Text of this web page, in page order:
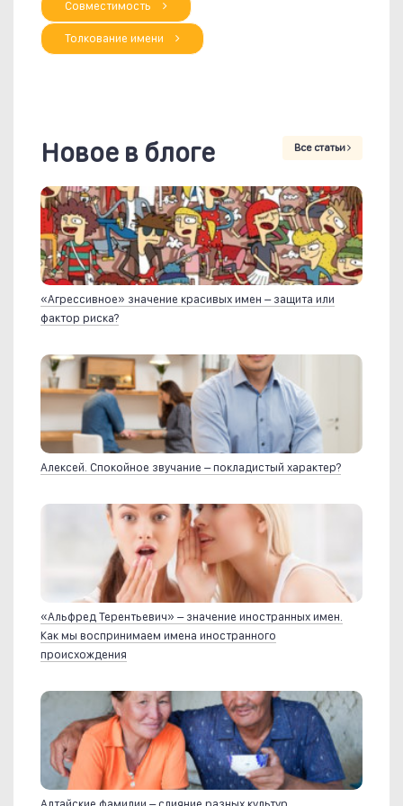
Совместимость
Толкование имени
Новое в блоге Все статьи
«Агрессивное» значение красивых имен – защита или
фактор риска?
Алексей. Спокойное звучание – покладистый характер?
«Альфред Терентьевич» – значение иностранных имен.
Как мы воспринимаем имена иностранного
происхождения